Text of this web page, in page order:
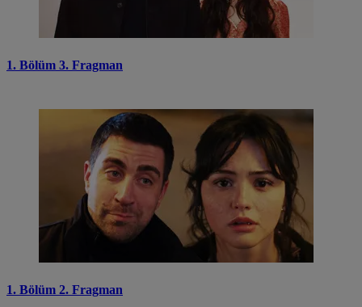
1. Bölüm 3. Fragman
1. Bölüm 2. Fragman